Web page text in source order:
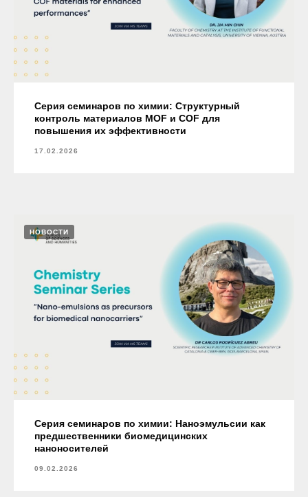
Серия семинаров по химии: Структурный
контроль материалов MOF и COF для
повышения их эффективности
17.02.2026
НОВОСТИ
Серия семинаров по химии: Наноэмульсии как
предшественники биомедицинских
наноносителей
09.02.2026